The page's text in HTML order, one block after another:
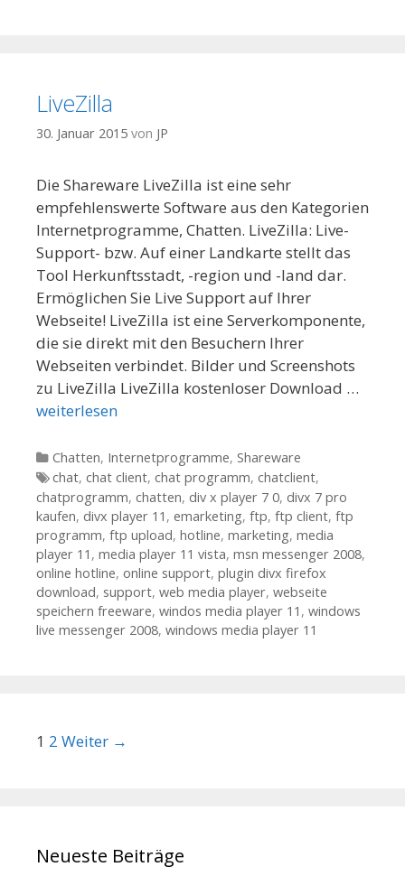
LiveZilla
30. Januar 2015 von JP
Die Shareware LiveZilla ist eine sehr
empfehlenswerte Software aus den Kategorien
Internetprogramme, Chatten. LiveZilla: Live-
Support- bzw. Auf einer Landkarte stellt das
Tool Herkunftsstadt, -region und -land dar.
Ermöglichen Sie Live Support auf Ihrer
Webseite! LiveZilla ist eine Serverkomponente,
die sie direkt mit den Besuchern Ihrer
Webseiten verbindet. Bilder und Screenshots
zu LiveZilla LiveZilla kostenloser Download …
weiterlesen
Kategorien
Chatten, Internetprogramme, Shareware
Tags
chat, chat client, chat programm, chatclient,
chatprogramm, chatten, div x player 7 0, divx 7 pro
kaufen, divx player 11 , emarketing, ftp, ftp client, ftp
programm, ftp upload, hotline, marketing, media
player 11 , media player 11 vista, msn messenger 2008,
online hotline, online support, plugin divx firefox
download, support, web media player, webseite
speichern freeware, windos media player 11 , windows
live messenger 2008, windows media player 11
Beitrags-Navigation
1 2 Weiter →
Neueste Beiträge